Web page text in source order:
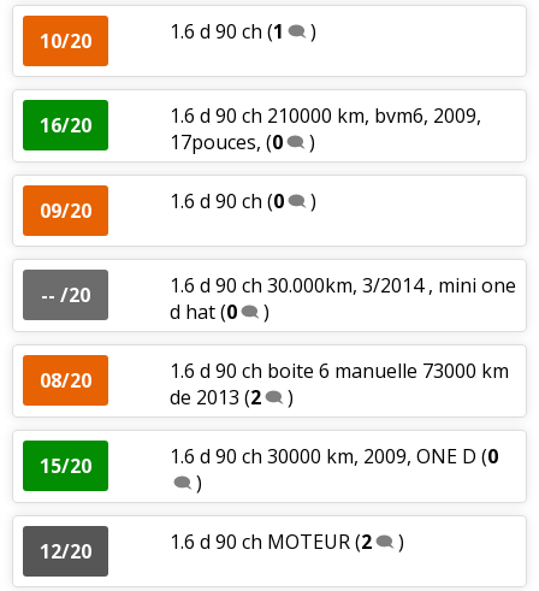
10/20 1.6 d 90 ch (1 )
16/20
1.6 d 90 ch 210000 km, bvm6, 2009,
17pouces, (0 )
09/20 1.6 d 90 ch (0 )
-- /20
1.6 d 90 ch 30.000km, 3/2014 , mini one
d hat(0 )
08/20
1.6 d 90 ch boite 6 manuelle 73000 km
de 2013 (2 )
15/20 1.6 d 90 ch 30000 km, 2009, ONE D (0
)
12/20 1.6 d 90 ch MOTEUR(2 )